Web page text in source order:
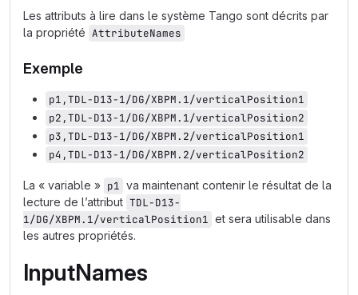
Les attributs à lire dans le système Tango sont décrits par
la propriété AttributeNames
Exemple
p1,TDL-D13-1/DG/XBPM.1/verticalPosition1
p2,TDL-D13-1/DG/XBPM.1/verticalPosition2
p3,TDL-D13-1/DG/XBPM.2/verticalPosition1
p4,TDL-D13-1/DG/XBPM.2/verticalPosition2
La « variable » p1 va maintenant contenir le résultat de la
lecture de l’attribut TDL-D13-
1/DG/XBPM.1/verticalPosition1 et sera utilisable dans
les autres propriétés.
InputNames